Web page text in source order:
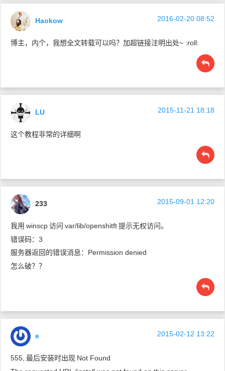
Haokow 2016-02-20 08:52
博主，内个，我想全文转载可以吗？加超链接注明出处~ :roll:
LU 2015-11-21 18:18
这个教程非常的详细啊
233 2015-09-01 12:20
我用 winscp访问 var/lib/openshitft提示无权访问。
错误码：3
服务器返回的错误消息：Permission denied
怎么破？？
e 2015-02-12 13:22
555, 最后安装时出现 Not Found